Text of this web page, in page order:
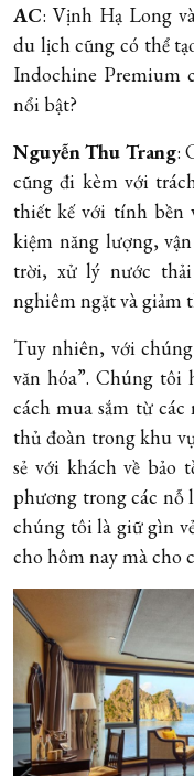
AC: Vịnh Hạ Long
du lịch cũng có thể
Indochine Premium
nổi bật?
Nguyễn Thu Trang:
cũng đi kèm với
thiết kế với tính bền
kiệm năng lượng,
trời, xử lý nước
nghiêm ngặt và giảm
Tuy nhiên, với
văn hóa”. Chúng tôi
cách mua sắm từ
thủ đoàn trong khu
sẻ với khách về bảo
phương trong các nỗ
chúng tôi là giữ gìn
cho hôm nay mà cho